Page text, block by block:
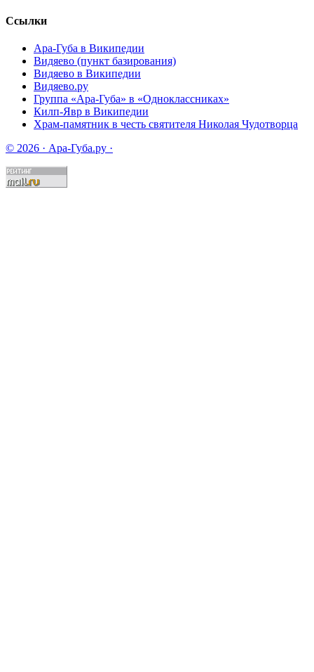
Ссылки
Ара-Губа в Википедии
Видяево (пункт базирования)
Видяево в Википедии
Видяево.ру
Группа «Ара-Губа» в «Одноклассниках»
Килп-Явр в Википедии
Храм-памятник в честь святителя Николая Чудотворца
© 2026 · Ара-Губа.ру ·